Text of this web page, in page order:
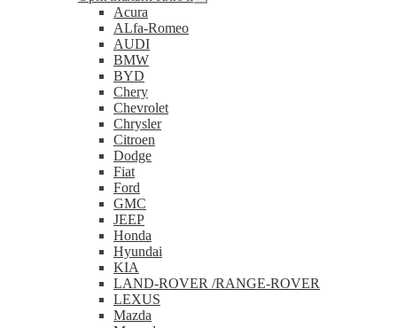
Розгорнуте
Acura
ALfa-Romeo
AUDI
BMW
BYD
Chery
Chevrolet
Chrysler
Citroen
Dodge
Fiat
Ford
GMC
JEEP
Honda
Hyundai
KIA
LAND-ROVER /RANGE-ROVER
LEXUS
Mazda